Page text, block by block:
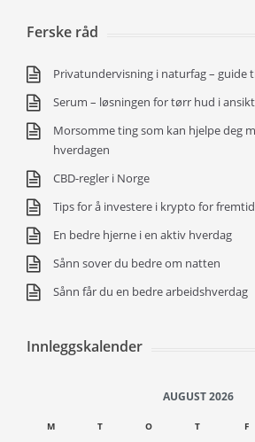
Ferske råd
Privatundervisning i naturfag – guide
Serum – løsningen for tørr hud i
Morsomme ting som kan hjelpe deg
hverdagen
CBD-regler i Norge
Tips for å investere i krypto for
En bedre hjerne i en aktiv hverdag
Sånn sover du bedre om natten
Sånn får du en bedre arbeidshverdag
Innleggskalender
AUGUST 2026
M T O T F